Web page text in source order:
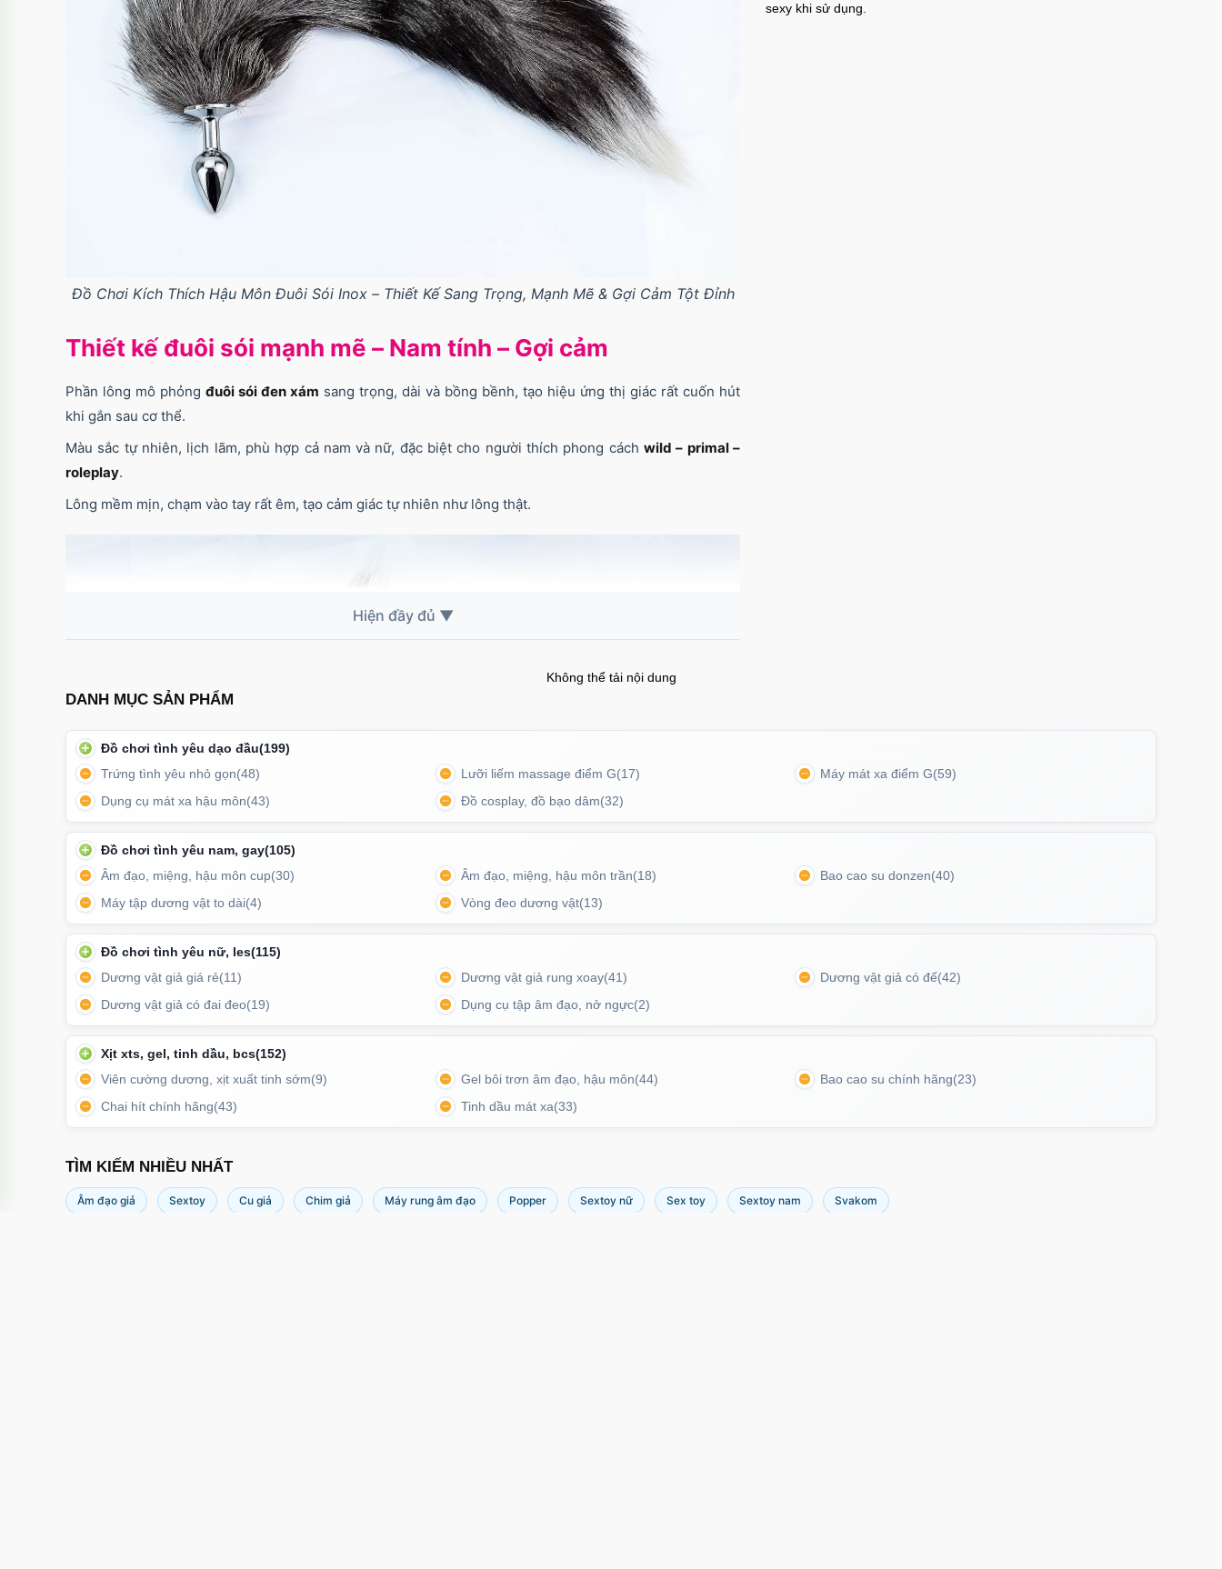
sexy khi sử dụng.
Đồ Chơi Kích Thích Hậu Môn Đuôi Sói Inox – Thiết Kế Sang Trọng, Mạnh Mẽ & Gợi Cảm Tột Đỉnh
Thiết kế đuôi sói mạnh mẽ – Nam tính – Gợi cảm
Phần lông mô phỏng đuôi sói đen xám sang trọng, dài và bồng bềnh, tạo hiệu ứng thị giác rất cuốn hút
khi gắn sau cơ thể.
Màu sắc tự nhiên, lịch lãm, phù hợp cả nam và nữ, đặc biệt cho người thích phong cáchwild – primal –
roleplay.
Lông mềm mịn, chạm vào tay rất êm, tạo cảm giác tự nhiên như lông thật.
Sản phẩm thích hợp cho những ai thích phong cách đuôi thú kiểu sói mạnh mẽ, cá tính, độc đáo.
Không thể tải nội dung
DANH MỤC SẢN PHẨM
Đồ chơi tình yêu dạo đầu(199)
Trứng tình yêu nhỏ gọn(48) Lưỡi liếm massage điểm G(17) Máy mát xa điểm G(59)
Dụng cụ mát xa hậu môn(43) Đồ cosplay, đồ bạo dâm(32)
Đồ chơi tình yêu nam, gay(105)
Âm đạo, miệng, hậu môn cup(30) Âm đạo, miệng, hậu môn trần(18) Bao cao su donzen(40)
Máy tập dương vật to dài(4) Vòng đeo dương vật(13)
Đồ chơi tình yêu nữ, les(115)
Dương vật giả giá rẻ(11) Dương vật giả rung xoay(41) Dương vật giả có đế(42)
Dương vật giả có đai đeo(19) Dụng cụ tập âm đạo, nở ngực(2)
Xịt xts, gel, tinh dầu, bcs(152)
Viên cường dương, xịt xuất tinh sớm(9) Gel bôi trơn âm đạo, hậu môn(44) Bao cao su chính hãng(23)
Chai hít chính hãng(43) Tinh dầu mát xa(33)
TÌM KIẾM NHIỀU NHẤT
Âm đạo giả Sextoy Cu giả Chim giả Máy rung âm đạo Popper Sextoy nữ Sex toy Sextoy nam Svakom